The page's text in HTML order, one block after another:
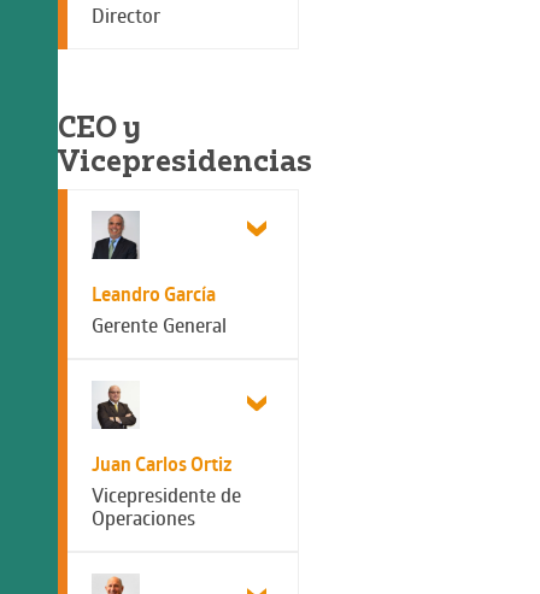
Director
CEO y
Vicepresidencias
Leandro García
Gerente General
Juan Carlos Ortiz
Vicepresidente de
Operaciones